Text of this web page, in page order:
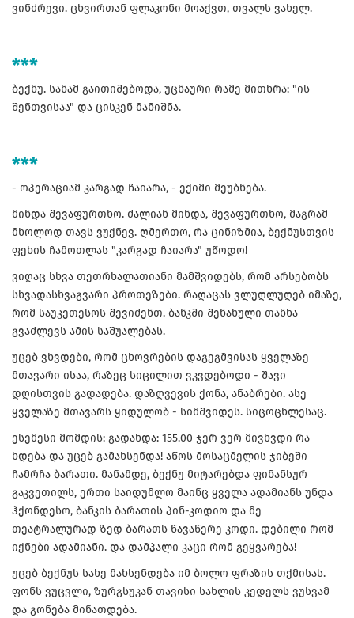
ვინძრევი. ცხვირთან ფლაკონი მოაქვთ, თვალს ვახელ.
***
ბექნუ. სანამ გაითიშებოდა, უცნაური რამე მითხრა: "ის
შენთვისაა" და ცისკენ მანიშნა.
***
- ოპერაციამ კარგად ჩაიარა, - ექიმი მეუბნება.
მინდა შევაფურთხო. ძალიან მინდა, შევაფურთხო, მაგრამ
მხოლოდ თავს ვუქნევ. ღმერთო, რა ცინიზმია, ბექნუსთვის
ფეხის ჩამოთლას "კარგად ჩაიარა" უწოდო!
ვიღაც სხვა თეთრხალათიანი მამშვიდებს, რომ არსებობს
სხვადასხვაგვარი პროთეზები. რაღაცას ვლუღლუღებ იმაზე,
რომ საუკეთესოს შევიძენთ. ბანკში შენახული თანხა
გვაძლევს ამის საშუალებას.
უცებ ვხვდები, რომ ცხოვრების დაგეგმვისას ყველაზე
მთავარი ისაა, რაზეც სიცილით ვკვდებოდი - შავი
დღისთვის გადადება. დაზღვევის ქონა, ანაბრები. ასე
ყველაზე მთავარს ყიდულობ - სიმშვიდეს. სიცოცხლესაც.
ესემესი მომდის: გადახდა: 155.00 ჯერ ვერ მივხვდი რა
ხდება და უცებ გამახსენდა! აწოს მოსაცმელის ჯიბეში
ჩამრჩა ბარათი. მანამდე, ბექნუ მიტარებდა ფინანსურ
გაკვეთილს, ერთი საიდუმლო მაინც ყველა ადამიანს უნდა
ჰქონდესო, ბანკის ბარათის პინ-კოდიო და მე
თეატრალურად ზედ ბარათს წავაწერე კოდი. დებილი რომ
იქნები ადამიანი. და დამპალი კაცი რომ გეყვარება!
უცებ ბექნუს სახე მახსენდება იმ ბოლო ფრაზის თქმისას.
ფონს ვუცვლი, ზურგსუკან თავისი სახლის კედელს ვუსვამ
და გონება მინათდება.